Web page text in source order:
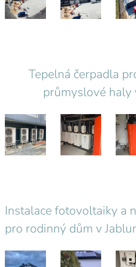
Tepelná čerpadla
průmyslové haly
Instalace fotovoltaiky a
pro rodinný dům v